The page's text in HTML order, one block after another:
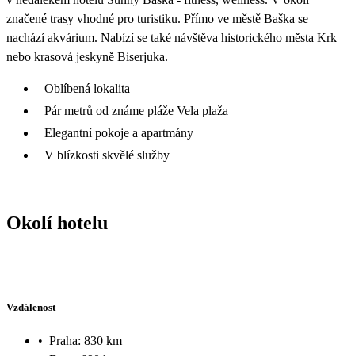
značené trasy vhodné pro turistiku. Přímo ve městě Baška se
nachází akvárium. Nabízí se také návštěva historického města Krk
nebo krasová jeskyně Biserjuka.
Oblíbená lokalita
Pár metrů od známe pláže Vela plaža
Elegantní pokoje a apartmány
V blízkosti skvělé služby
Okolí hotelu
Vzdálenost
• Praha: 830 km